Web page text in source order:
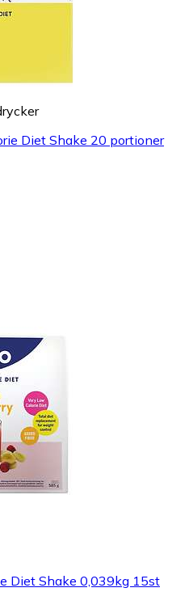
Diet Shake 20 portioner
Diet Shake 0,039kg 15st